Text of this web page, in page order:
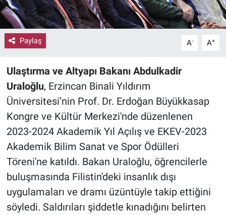
Paylaş A- A+
Ulaştırma ve Altyapı Bakanı Abdulkadir
Uraloğlu, Erzincan Binali Yıldırım
Üniversitesi’nin Prof. Dr. Erdoğan Büyükkasap
Kongre ve Kültür Merkezi'nde düzenlenen
2023-2024 Akademik Yıl Açılış ve EKEV-2023
Akademik Bilim Sanat ve Spor Ödülleri
Töreni'ne katıldı. Bakan Uraloğlu, öğrencilerle
buluşmasında Filistin'deki insanlık dışı
uygulamaları ve dramı üzüntüyle takip ettiğini
söyledi. Saldırıları şiddetle kınadığını belirten